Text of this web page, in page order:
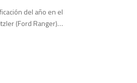
del año en el
(Ford Ranger)…